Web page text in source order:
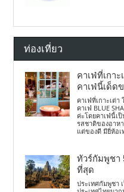
ท่องเที่ยว
คาเฟ่ที่เกา
คาเฟ่นี้เด็ด
คาเฟ่ที่เกาะเต่
คาเฟ่ BLUE
ค่ะโดยคาเฟ่นี้เ
รสชาติของอาห
แต่ของดี มียี่ห้อเ
ทัวร์กัมพูชา
ที่สุด
ประเทศกัมพูชา